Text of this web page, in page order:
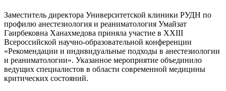
Заместитель директора Университетской клиники РУДН по
профилю анестезиология и реаниматология Умайзат
Гаирбековна Ханахмедова приняла участие в XXIII
Всероссийской научно-образовательной конференции
«Рекомендации и индивидуальные подходы в анестезиологии
и реаниматологии». Указанное мероприятие объединило
ведущих специалистов в области современной медицины
критических состояний.